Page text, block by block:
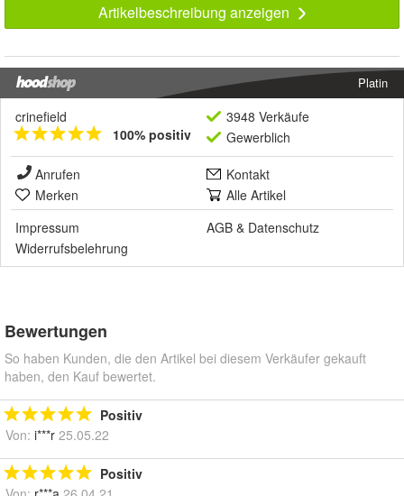
Artikelbeschreibung anzeigen
Platin
crinefield
100% positiv
3948 Verkäufe
Gewerblich
Anrufen
Kontakt
Merken
Alle Artikel
Impressum
AGB & Datenschutz
Widerrufsbelehrung
Bewertungen
So haben Kunden, die den Artikel bei diesem Verkäufer gekauft
haben, den Kauf bewertet.
Positiv
Von: i***r 25.05.22
Positiv